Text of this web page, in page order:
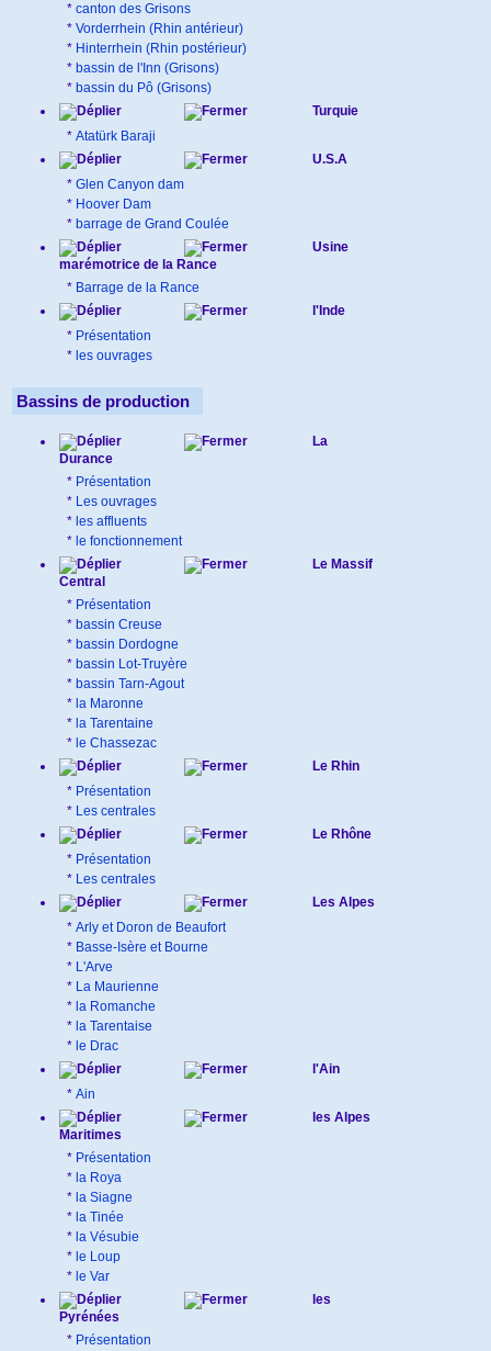
* canton des Grisons
* Vorderrhein (Rhin antérieur)
* Hinterrhein (Rhin postérieur)
* bassin de l'Inn (Grisons)
* bassin du Pô (Grisons)
Turquie
* Atatürk Baraji
U.S.A
* Glen Canyon dam
* Hoover Dam
* barrage de Grand Coulée
Usine
marémotrice de la Rance
* Barrage de la Rance
l'Inde
* Présentation
* les ouvrages
Bassins de production
La
Durance
* Présentation
* Les ouvrages
* les affluents
* le fonctionnement
Le Massif
Central
* Présentation
* bassin Creuse
* bassin Dordogne
* bassin Lot-Truyère
* bassin Tarn-Agout
* la Maronne
* la Tarentaine
* le Chassezac
Le Rhin
* Présentation
* Les centrales
Le Rhône
* Présentation
* Les centrales
Les Alpes
* Arly et Doron de Beaufort
* Basse-Isère et Bourne
* L'Arve
* La Maurienne
* la Romanche
* la Tarentaise
* le Drac
l'Ain
* Ain
les Alpes
Maritimes
* Présentation
* la Roya
* la Siagne
* la Tinée
* la Vésubie
* le Loup
* le Var
les
Pyrénées
* Présentation